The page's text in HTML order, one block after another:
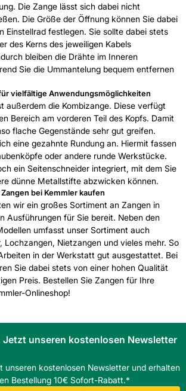
Die Zange lässt sich dabei nicht
Die Größe der Öffnung können Sie dabei
Einstellrad festlegen. Sie sollte dabei stets
des Kerns des jeweiligen Kabels
bleiben die Drähte im Inneren
Sie die Ummantelung bequem entfernen
vielfältige Anwendungsmöglichkeiten
außerdem die Kombizange. Diese verfügt
Bereich am vorderen Teil des Kopfs. Damit
flache Gegenstände sehr gut greifen.
eine gezahnte Rundung an. Hiermit fassen
oder andere runde Werkstücke.
ein Seitenschneider integriert, mit dem Sie
dünne Metallstifte abzwicken können.
bei Kemmler kaufen
wir ein großes Sortiment an Zangen in
Ausführungen für Sie bereit. Neben den
umfasst unser Sortiment auch
Lochzangen, Nietzangen und vieles mehr. So
in der Werkstatt gut ausgestattet. Bei
Sie dabei stets von einer hohen Qualität
Preis. Bestellen Sie Zangen für Ihre
Onlineshop!
Jetzt unseren kostenlosen Newsletter
unseren kostenlosen Newsletter und erhalten
Bestellung 10€ Sofort-Rabatt.*